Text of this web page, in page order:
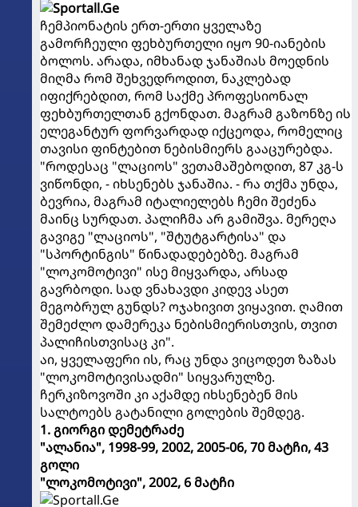
ჩემპიონატის ერთ-ერთი ყველაზე
გამორჩეული ფეხბურთელი იყო 90-იანების
ბოლოს. არადა, იმხანად ჯანაშიას მოედნის
მიღმა რომ შეხვედროდით, ნაკლებად
იფიქრებდით, რომ საქმე პროფესიონალ
ფეხბურთელთან გქონდათ. მაგრამ გაზონზე ის
ელეგანტურ ფორვარდად იქცეოდა, რომელიც
თავისი ფინტებით ნებისმიერს გააცურებდა.
"როდესაც "ლაციოს" ვეთამაშებოდით, 87 კგ-ს
ვიწონდი, - იხსენებს ჯანაშია. - რა თქმა უნდა,
ბევრია, მაგრამ იტალიელებს ჩემი შეძენა
მაინც სურდათ. პალიჩმა არ გამიშვა. მერეღა
გავიგე "ლაციოს", "შტუტგარტისა" და
"სპორტინგის" წინადადებებზე. მაგრამ
"ლოკომოტივი" ისე მიყვარდა, არსად
გავრბოდი. სად ვნახავდი კიდევ ასეთ
მეგობრულ გუნდს? ოჯახივით ვიყავით. ღამით
შემეძლო დამერეკა ნებისმიერისთვის, თვით
პალიჩისთვისაც კი".
აი, ყველაფერი ის, რაც უნდა ვიცოდეთ ზაზას
"ლოკომოტივისადმი" სიყვარულზე.
ჩერკიზოვოში კი აქამდე იხსენებენ მის
სალტოებს გატანილი გოლების შემდეგ.
1. გიორგი დემეტრაძე
"ალანია", 1998-99, 2002, 2005-06, 70 მატჩი, 43
გოლი
"ლოკომოტივი", 2002, 6 მატჩი